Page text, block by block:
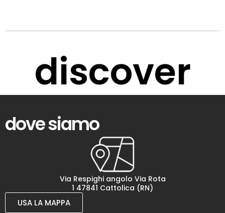
discover
dove siamo
Via Respighi angolo Via Rota
1 47841 Cattolica (RN)
USA LA MAPPA